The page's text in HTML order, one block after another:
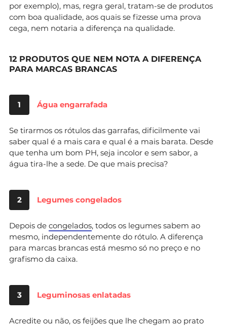
por exemplo), mas, regra geral, tratam-se de produtos
com boa qualidade, aos quais se fizesse uma prova
cega, nem notaria a diferença na qualidade.
12 PRODUTOS QUE NEM NOTA A DIFERENÇA
PARA MARCAS BRANCAS
1 Água engarrafada
Se tirarmos os rótulos das garrafas, dificilmente vai
saber qual é a mais cara e qual é a mais barata. Desde
que tenha um bom PH, seja incolor e sem sabor, a
água tira-lhe a sede. De que mais precisa?
2 Legumes congelados
Depois de congelados, todos os legumes sabem ao
mesmo, independentemente do rótulo. A diferença
para marcas brancas está mesmo só no preço e no
grafismo da caixa.
3 Leguminosas enlatadas
Acredite ou não, os feijões que lhe chegam ao prato